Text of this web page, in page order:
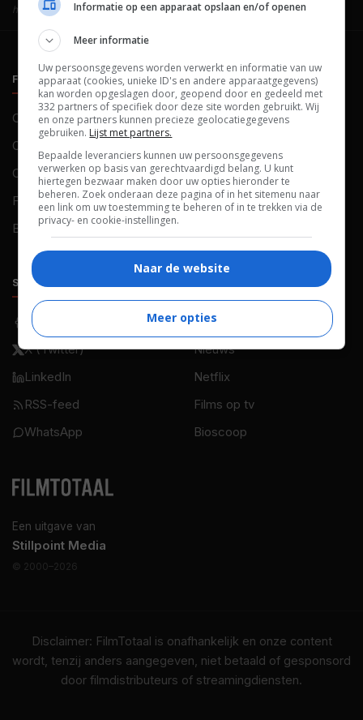
hosted by
Een uitgave van
Stillpoint Media
© 2000–2026
FILMTOTAAL
Contact
Over ons
Colofon
FAQ
Blog
BELEID
Privacy
Cookies
Cookievoorkeuren
SOCIALS
Facebook
X (Twitter)
LinkedIn
RSS-feed
WhatsApp
Recensies
Nieuws
Netflix
Films op tv
Bioscoop
Disclaimer: FilmTotaal is onafhankelijk en onze content
wordt, tenzij anders aangegeven, niet betaald of gesponsord
door filmdistributeurs of streamingdiensten.
Informatie op een apparaat opslaan en/of openen
Meer informatie
Uw persoonsgegevens worden verwerkt en informatie van uw
apparaat (cookies, unieke ID's en andere apparaatgegevens)
kan worden opgeslagen door, geopend door en gedeeld met
332 partners of specifiek door deze site worden gebruikt. Wij
en onze partners kunnen precieze geolocatiegegevens
gebruiken. Lijst met partners.
Bepaalde leveranciers kunnen uw persoonsgegevens
verwerken op basis van gerechtvaardigd belang. U kunt
hiertegen bezwaar maken door uw opties hieronder te
beheren. Zoek onderaan deze pagina of in het sitemenu naar
een link om uw toestemming te beheren of in te trekken via de
privacy- en cookie-instellingen.
Naar de website
Meer opties